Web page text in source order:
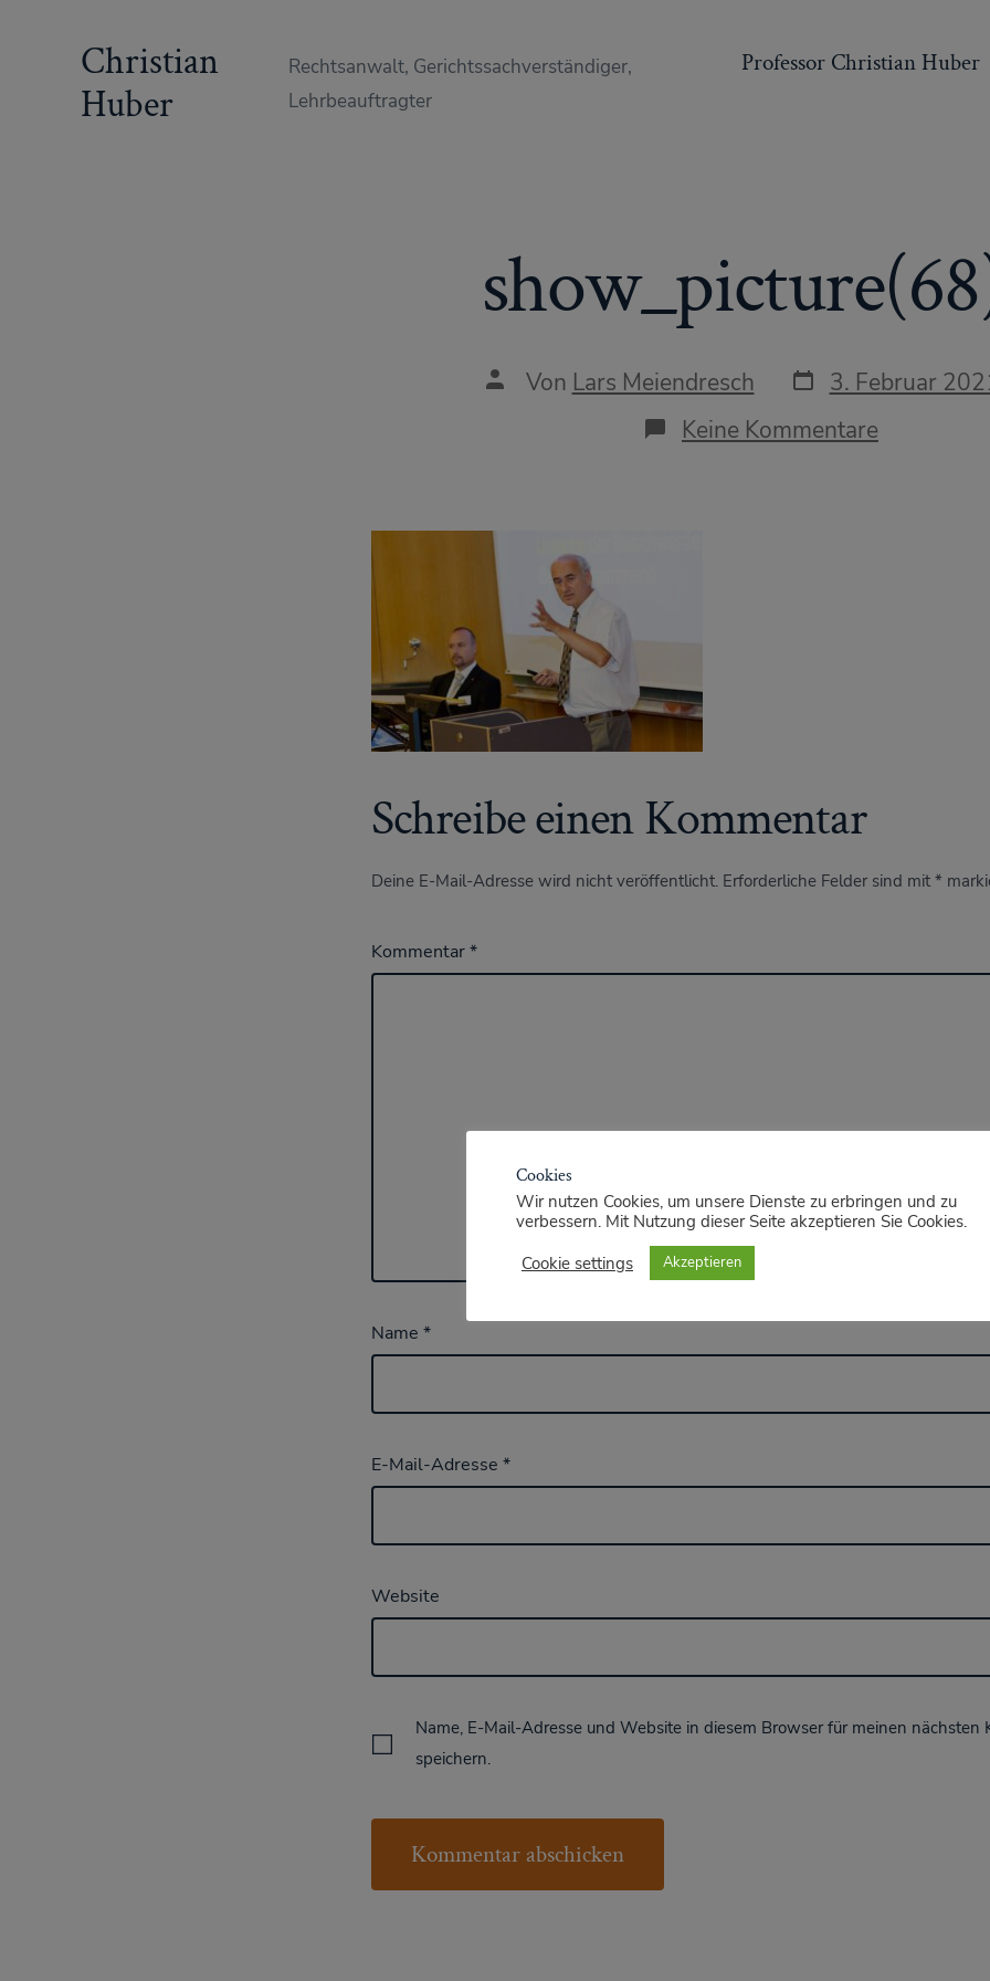
Christian
Huber
Rechtsanwalt, Gerichtssachverständiger,
Lehrbeauftragter
Professor Christian Huber
AutorVon Lars Meiendresch Datum
des
Beitrags
3. Februar
Keine Kommentare
Schreibe einen Kommentar
Deine E-Mail-Adresse wird nicht veröffentlicht. Erforderliche Felder sind mit *
Kommentar*
Name *
E-Mail-Adresse *
Website
Name, E-Mail-Adresse und Website in diesem Browser für meinen nächsten
speichern.
Cookies
Wir nutzen Cookies, um unsere Dienste zu erbringen und zu
verbessern. Mit Nutzung dieser Seite akzeptieren Sie Cookies.
Cookie settings
Akzeptieren